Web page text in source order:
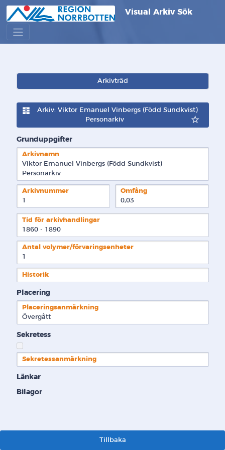
Visual Arkiv Sök
Arkivträd
Arkiv: Viktor Emanuel Vinbergs (Född Sundkvist)
Personarkiv
Grunduppgifter
Arkivnamn
Viktor Emanuel Vinbergs (Född Sundkvist)
Personarkiv
Arkivnummer
Omfång
0,03
Tid för arkivhandlingar
1860 - 1890
Antal volymer/förvaringsenheter
Historik
Placering
Placeringsanmärkning
Övergått
Sekretess
Sekretessanmärkning
Länkar
Bilagor
Tillbaka